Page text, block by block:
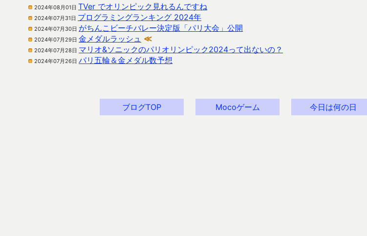
2024年08月01日 TVer でオリンピック見れるんですね
2024年07月31日 プログラミングランキング 2024年
2024年07月30日 がちんこビーチバレー決定版「パリ大会」公開
2024年07月29日 金メダルラッシュ ≪
2024年07月28日 マリオ&ソニックのパリオリンピック2024って出ないの？
2024年07月26日 パリ五輪＆金メダル数予想
ブログTOP Mocoゲーム 今日は何の日